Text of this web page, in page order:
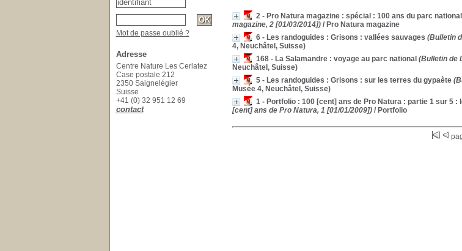
2 - Pro Natura magazine : spécial : 100 ans du parc
magazine, 2 [01/03/2014])/ Pro Natura magazine
6 - Les randoguides : Grisons : vallées sauvages (Bulletin
4, Neuchâtel, Suisse)
168 - La Salamandre : voyage au parc national (Bulletin de
Neuchâtel, Suisse)
5 - Les randoguides : Grisons : sur les terres du gypaète
Musée 4, Neuchâtel, Suisse)
1 - Portfolio : 100 [cent] ans de Pro Natura : partie 1 sur 5
[cent] ans de Pro Natura, 1 [01/01/2009])/ Portfolio
Mot de passe oublié ?
Adresse
Centre Nature Les Cerlatez
Case postale 212
2350 Saignelégier
Suisse
+41 (0) 32 951 12 69
contact